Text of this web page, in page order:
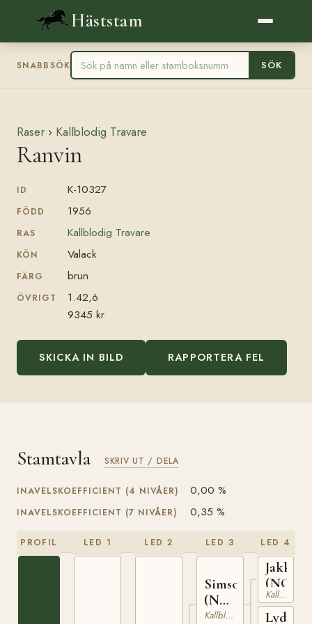
Häststam
SNABBSÖK SÖK
Raser › Kallblodig Travare
Ranvin
ID K-10327
FÖDD 1956
RAS Kallblodig Travare
KÖN Valack
FÄRG brun
ÖVRIGT
1.42,6
9345 kr
SKICKA IN BILD RAPPORTERA FEL
Stamtavla SKRIV UT / DELA
INAVELSKOEFFICIENT (4 NIVÅER) 0,00 %
INAVELSKOEFFICIENT (7 NIVÅER) 0,35 %
PROFIL LED 1 LED 2 LED 3
Simson
(NO)
T-67Kallblodig Travare
LED 4
Jakken
(NO)
Kallblodig Travare
Lydia